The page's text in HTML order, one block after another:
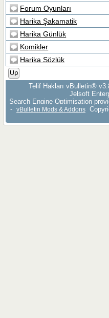
Forum Oyunları
Harika Şakamatik
Harika Günlük
Komikler
Harika Sözlük
Up
Telif Hakları vBulletin®
Jelsoft
Search Engine Optimisation
- vBulletin Mods & Addons